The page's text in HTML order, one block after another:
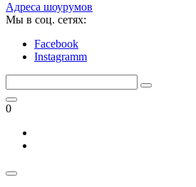
Адреса шоурумов
Мы в соц. сетях:
Facebook
Instagramm
0